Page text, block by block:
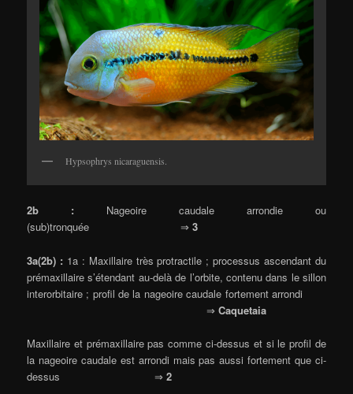
Hypsophrys nicaraguensis.
2b : Nageoire caudale arrondie ou
(sub)tronquée ⇒ 3
3a(2b) : 1a : Maxillaire très protractile ; processus ascendant du
prémaxillaire s’étendant au-delà de l’orbite, contenu dans le sillon
interorbitaire ; profil de la nageoire caudale fortement arrondi
⇒ Caquetaia
Maxillaire et prémaxillaire pas comme ci-dessus et si le profil de
la nageoire caudale est arrondi mais pas aussi fortement que ci-
dessus ⇒ 2